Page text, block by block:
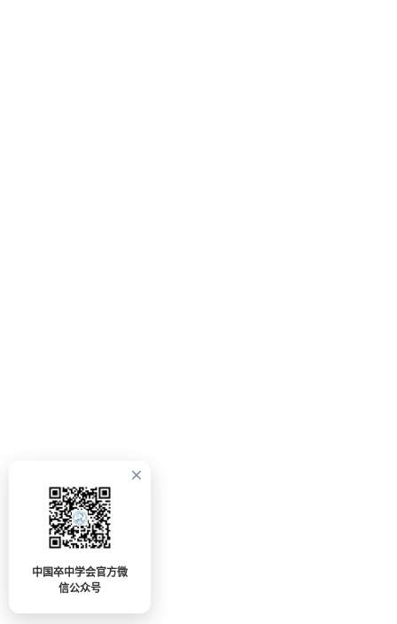
中国卒中学会官方微
信公众号